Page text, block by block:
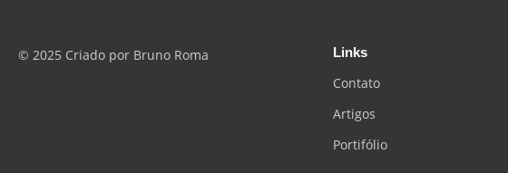
© 2025 Criado por Bruno Roma Links
Contato
Artigos
Portifólio